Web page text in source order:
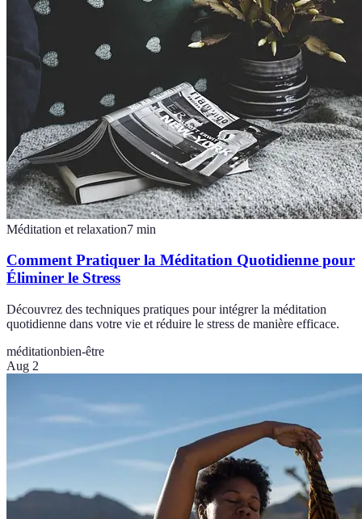
Méditation et relaxation7 min
Comment Pratiquer la Méditation Quotidienne pour
Éliminer le Stress
Découvrez des techniques pratiques pour intégrer la méditation
quotidienne dans votre vie et réduire le stress de manière efficace.
méditationbien-être
Aug 2